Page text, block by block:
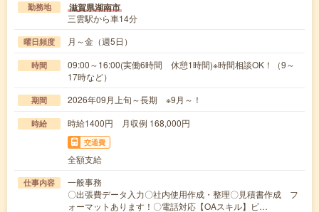
勤務地 滋賀県湖南市
三雲駅から車14分
曜日頻度 月～金（週5日）
時間
09:00～16:00(実働6時間 休憩1時間)※時間相談OK！（9～
17時など）
期間 2026年09月上旬～長期 ※9月～！
時給 時給1400円 月収例 168,000円
交通費
全額支給
仕事内容
一般事務
〇出張費データ入力〇社内使用作成・整理〇見積書作成 フ
ォーマットあります！〇電話対応【OAスキル】ビ…